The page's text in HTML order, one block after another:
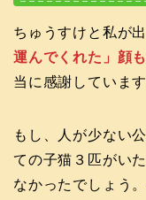
ちゅうすけと私が
運んでくれた」顔
当に感謝しています
もし、人が少ない
ての子猫３匹がい
なかったでしょう